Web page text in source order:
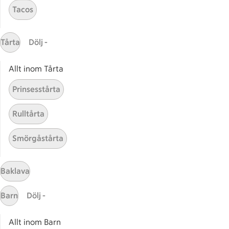
Relaterade kategorier
Adventstapas
Tomat tapas
Sidfot
Start
Få snabbt svar
Tacos
Tårta Dölj -
Allt inom Tårta
Prinsesstårta
Rulltårta
Smörgåstårta
Baklava
Barn Dölj -
Allt inom Barn